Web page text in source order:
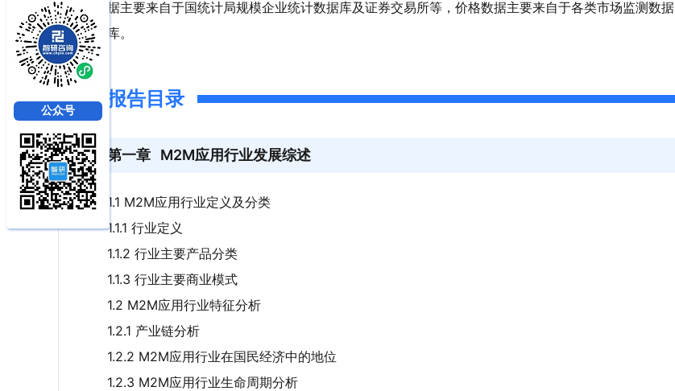
据主要来自于国统计局规模企业统计数据库及证券交易所等，价格数据主要来自于各类市场监测数据
库。
报告目录
第一章 M2M应用行业发展综述
1.1 M2M应用行业定义及分类
1.1.1 行业定义
1.1.2 行业主要产品分类
1.1.3 行业主要商业模式
1.2 M2M应用行业特征分析
1.2.1 产业链分析
1.2.2 M2M应用行业在国民经济中的地位
1.2.3 M2M应用行业生命周期分析
公众号